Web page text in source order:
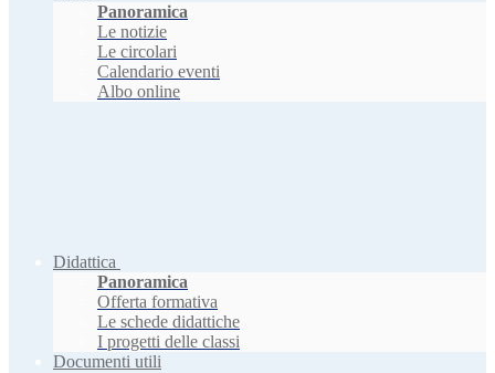
Panoramica
Le notizie
Le circolari
Calendario eventi
Albo online
Didattica
Panoramica
Offerta formativa
Le schede didattiche
I progetti delle classi
Documenti utili